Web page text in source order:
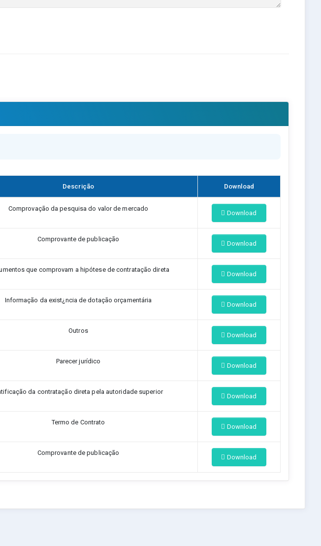
Descrição Download
Comprovação da pesquisa do valor de mercado
Download
Comprovante de publicação
Download
que comprovam a hipótese de contratação direta
Download
Informação da exist¿ncia de dotação orçamentária
Download
Outros
Download
Parecer jurídico
Download
da contratação direta pela autoridade superior
Download
Termo de Contrato
Download
Comprovante de publicação
Download